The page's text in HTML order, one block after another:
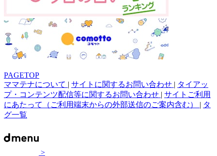
PAGETOP
ママテナについて | サイトに関するお問い合わせ | タイアッ
プ・コンテンツ配信等に関するお問い合わせ | サイトご利用
にあたって（ご利用端末からの外部送信のご案内含む） | タ
グ一覧
>